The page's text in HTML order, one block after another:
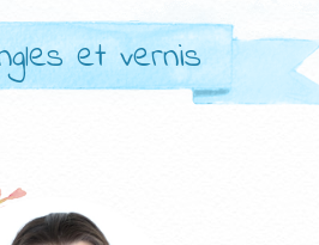
et vernis